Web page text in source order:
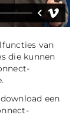
van
die kunnen
een